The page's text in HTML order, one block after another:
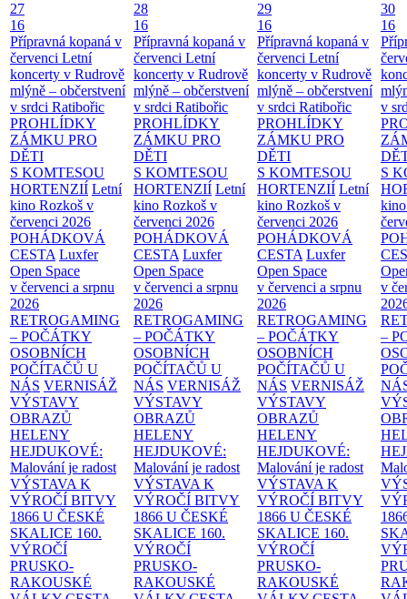
27
16
Přípravná kopaná v
červenci Letní
koncerty v Rudrově
mlýně – občerstvení
v srdci Ratibořic
PROHLÍDKY
ZÁMKU PRO
DĚTI
S KOMTESOU
HORTENZIÍ Letní
kino Rozkoš v
červenci 2026
POHÁDKOVÁ
CESTA Luxfer
Open Space
v červenci a srpnu
2026
RETROGAMING
– POČÁTKY
OSOBNÍCH
POČÍTAČŮ U
NÁS VERNISÁŽ
VÝSTAVY
OBRAZŮ
HELENY
HEJDUKOVÉ:
Malování je radost
VÝSTAVA K
VÝROČÍ BITVY
1866 U ČESKÉ
SKALICE 160.
VÝROČÍ
PRUSKO-
RAKOUSKÉ
28
16
Přípravná kopaná v
červenci Letní
koncerty v Rudrově
mlýně – občerstvení
v srdci Ratibořic
PROHLÍDKY
ZÁMKU PRO
DĚTI
S KOMTESOU
HORTENZIÍ Letní
kino Rozkoš v
červenci 2026
POHÁDKOVÁ
CESTA Luxfer
Open Space
v červenci a srpnu
2026
RETROGAMING
– POČÁTKY
OSOBNÍCH
POČÍTAČŮ U
NÁS VERNISÁŽ
VÝSTAVY
OBRAZŮ
HELENY
HEJDUKOVÉ:
Malování je radost
VÝSTAVA K
VÝROČÍ BITVY
1866 U ČESKÉ
SKALICE 160.
VÝROČÍ
PRUSKO-
RAKOUSKÉ
29
16
Přípravná kopaná v
červenci Letní
koncerty v Rudrově
mlýně – občerstvení
v srdci Ratibořic
PROHLÍDKY
ZÁMKU PRO
DĚTI
S KOMTESOU
HORTENZIÍ Letní
kino Rozkoš v
červenci 2026
POHÁDKOVÁ
CESTA Luxfer
Open Space
v červenci a srpnu
2026
RETROGAMING
– POČÁTKY
OSOBNÍCH
POČÍTAČŮ U
NÁS VERNISÁŽ
VÝSTAVY
OBRAZŮ
HELENY
HEJDUKOVÉ:
Malování je radost
VÝSTAVA K
VÝROČÍ BITVY
1866 U ČESKÉ
SKALICE 160.
VÝROČÍ
PRUSKO-
RAKOUSKÉ
30
16
v
S
v
–